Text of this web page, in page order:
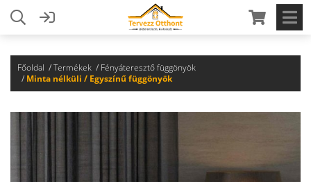
Főoldal Termékek
Fényáteresztő függönyök
Minta nélküli / Egyszínű függönyök